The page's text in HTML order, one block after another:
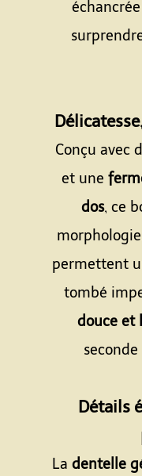
Conçu avec
et une
dos, ce
permettent
tombé
douce et
Détails
La dentelle